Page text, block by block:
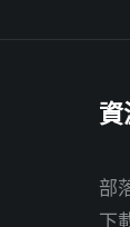
資
部
下